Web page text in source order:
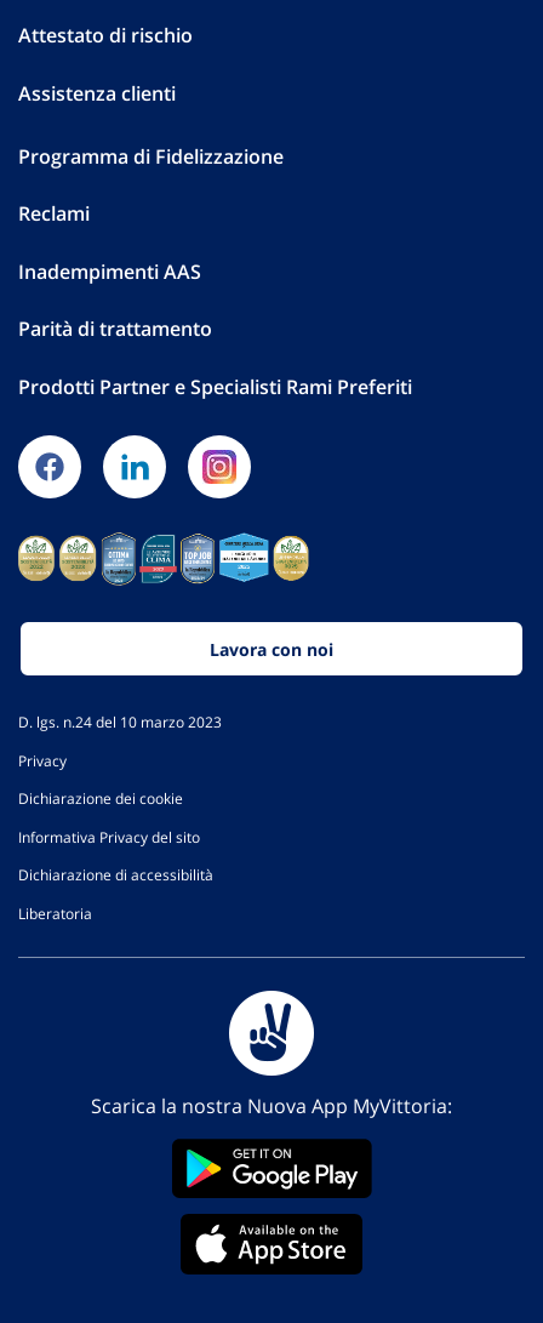
Attestato di rischio
Assistenza clienti
Programma di Fidelizzazione
Reclami
Inadempimenti AAS
Parità di trattamento
Prodotti Partner e Specialisti Rami Preferiti
Lavora con noi
D. lgs. n.24 del 10 marzo 2023
Privacy
Dichiarazione dei cookie
Informativa Privacy del sito
Dichiarazione di accessibilità
Liberatoria
Scarica la nostra Nuova App MyVittoria: